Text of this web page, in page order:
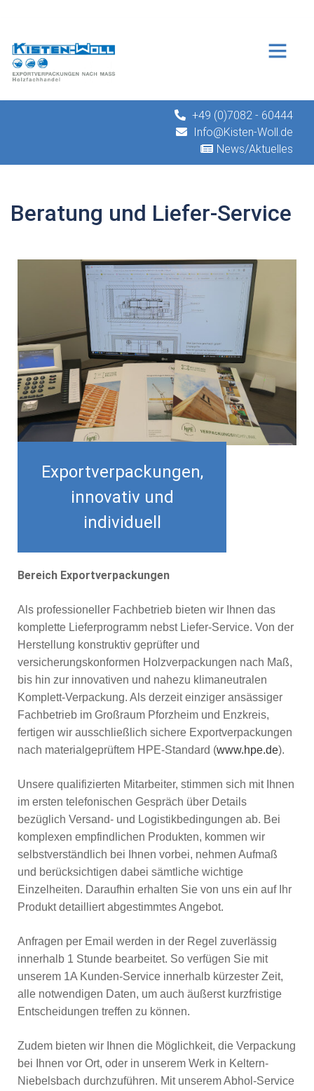
+49 (0)7082 - 60444
Info@Kisten-Woll.de
News/Aktuelles
Beratung und Liefer-Service
Liefer-Service
Bereich Exportverpackungen
Als professioneller Fachbetrieb bieten wir Ihnen das
komplette Lieferprogramm nebst Liefer-Service. Von der
Herstellung konstruktiv geprüfter und
versicherungskonformen Holzverpackungen nach Maß,
bis hin zur innovativen und nahezu klimaneutralen
Komplett-Verpackung. Als derzeit einziger ansässiger
Fachbetrieb im Großraum Pforzheim und Enzkreis,
fertigen wir ausschließlich sichere Exportverpackungen
nach materialgeprüftem HPE-Standard (www.hpe.de).
Unsere qualifizierten Mitarbeiter, stimmen sich mit Ihnen
im ersten telefonischen Gespräch über Details
bezüglich Versand- und Logistikbedingungen ab. Bei
komplexen empfindlichen Produkten, kommen wir
selbstverständlich bei Ihnen vorbei, nehmen Aufmaß
und berücksichtigen dabei sämtliche wichtige
Einzelheiten. Daraufhin erhalten Sie von uns ein auf Ihr
Produkt detailliert abgestimmtes Angebot.
Anfragen per Email werden in der Regel zuverlässig
innerhalb 1 Stunde bearbeitet. So verfügen Sie mit
unserem 1A Kunden-Service innerhalb kürzester Zeit,
alle notwendigen Daten, um auch äußerst kurzfristige
Entscheidungen treffen zu können.
Zudem bieten wir Ihnen die Möglichkeit, die Verpackung
bei Ihnen vor Ort, oder in unserem Werk in Keltern-
Niebelsbach durchzuführen. Mit unserem Abhol-Service
Exportverpackungen,
innovativ und
individuell